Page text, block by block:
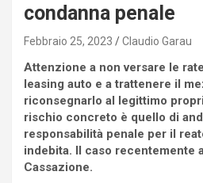
condanna penale
Febbraio 25, 2023 Claudio Garau
Attenzione a non versare le
leasing auto e a trattenere il
riconsegnarlo al legittimo
rischio concreto è quello di
responsabilità penale per il
indebita. Il caso recentemente
Cassazione.